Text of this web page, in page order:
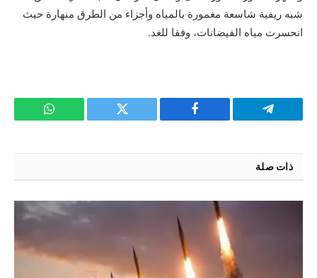
شبه ريفية شاسعة مغمورة بالمياه وأجزاء من الطرق منهارة حيث
انحسرت مياه الفيضانات، وفقا للغد.
تيلقرام فيسبوك تويتر واتساب
ذات صلة